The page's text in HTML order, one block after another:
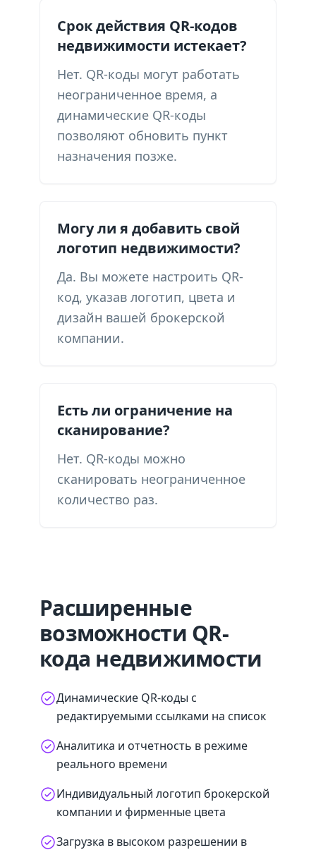
Срок действия QR-кодов
недвижимости истекает?
Нет. QR-коды могут работать
неограниченное время, а
динамические QR-коды
позволяют обновить пункт
назначения позже.
Могу ли я добавить свой
логотип недвижимости?
Да. Вы можете настроить QR-
код, указав логотип, цвета и
дизайн вашей брокерской
компании.
Есть ли ограничение на
сканирование?
Нет. QR-коды можно
сканировать неограниченное
количество раз.
Расширенные
возможности QR-
кода недвижимости
Динамические QR-коды с
редактируемыми ссылками на список
Аналитика и отчетность в режиме
реального времени
Индивидуальный логотип брокерской
компании и фирменные цвета
Загрузка в высоком разрешении в